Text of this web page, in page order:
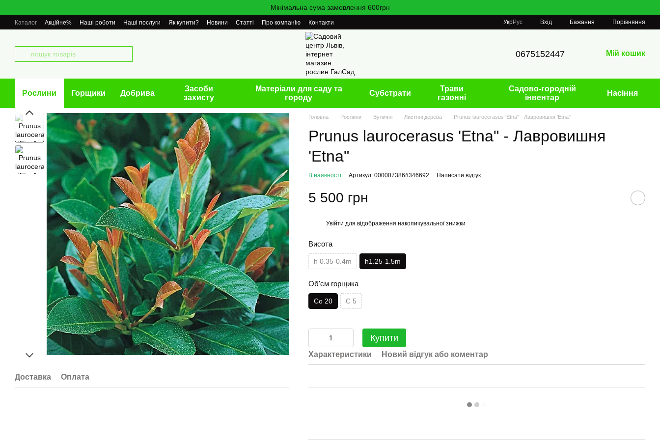
Мінімальна сума замовлення 600грн
Каталог Акційне% Наші роботи Наші послуги Як купити? Новини Статті Про компанію Контакти УкрРус Вхід Бажання Порівняння
0675152447 Мій кошик
Рослини Горщики Добрива
Засоби
захисту
Матеріали для саду та
городу
Cубстрати
Трави
газонні
Садово-городній
інвентар
Насіння
Доставка Оплата
Головна Рослини Вуличні Листяні дерева Prunus laurocerasus 'Etna" - Лавровишня 'Etna"
Prunus laurocerasus 'Etna" - Лавровишня
'Etna"
В наявності Артикул: 000007386#346692 Написати відгук
5 500 грн
Увійти для відображення накопичувальної знижки
Висота
h 0.35-0.4m h1.25-1.5m
Об'єм горщика
Co 20 C 5
Купити
Характеристики Новий відгук або коментар